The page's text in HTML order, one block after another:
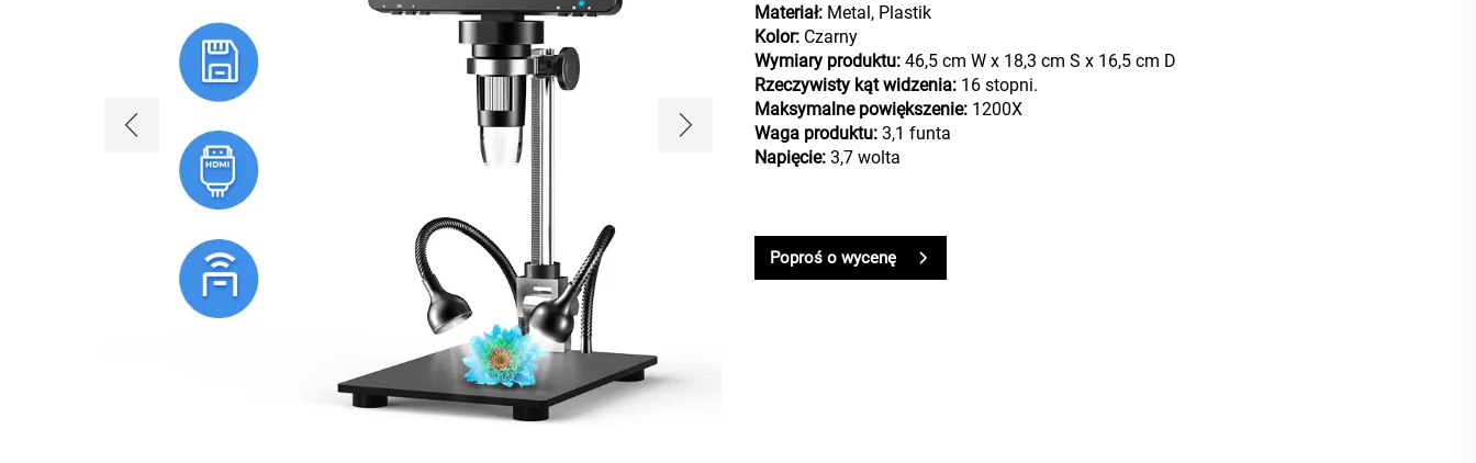
Materiał: Metal, Plastik
Kolor: Czarny
Wymiary produktu: 46,5 cm W x 18,3 cm S x 16,5 cm D
Rzeczywisty kąt widzenia: 16 stopni.
Maksymalne powiększenie: 1200X
Waga produktu: 3,1 funta
Napięcie: 3,7 wolta
Poproś o wycenę